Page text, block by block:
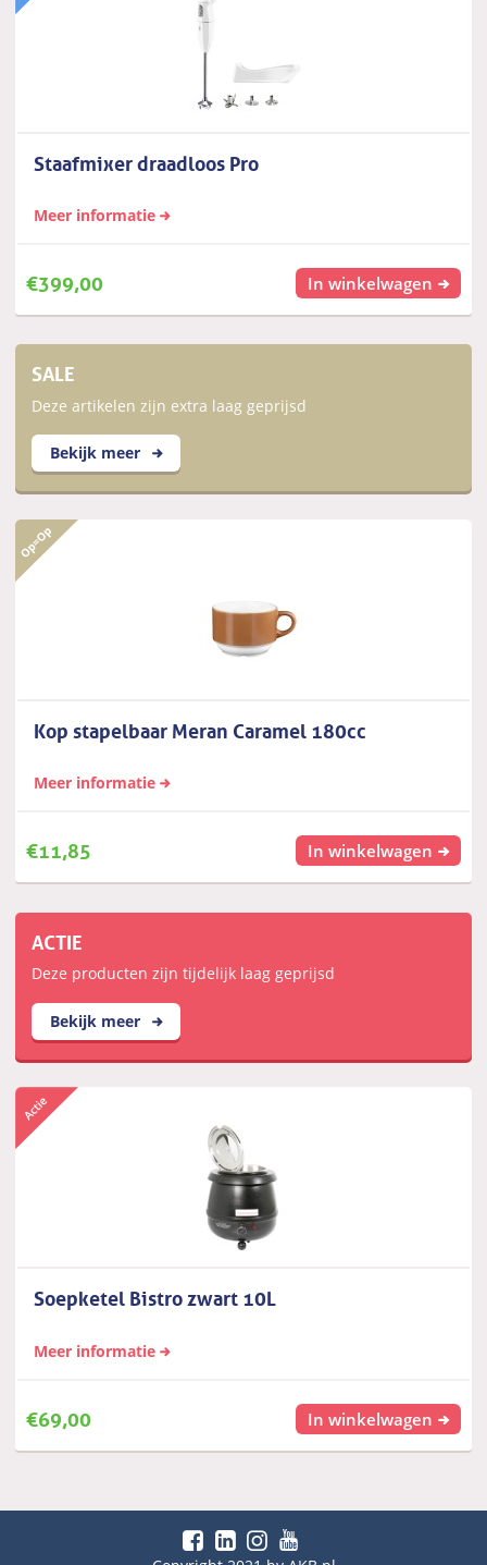
Staafmixer draadloos Pro
Meer informatie
€399,00 In winkelwagen
SALE
Deze artikelen zijn extra laag geprijsd
Bekijk meer
Kop stapelbaar Meran Caramel 180cc
Meer informatie
€11,85 In winkelwagen
ACTIE
Deze producten zijn tijdelijk laag geprijsd
Bekijk meer
Soepketel Bistro zwart 10L
Meer informatie
€69,00 In winkelwagen